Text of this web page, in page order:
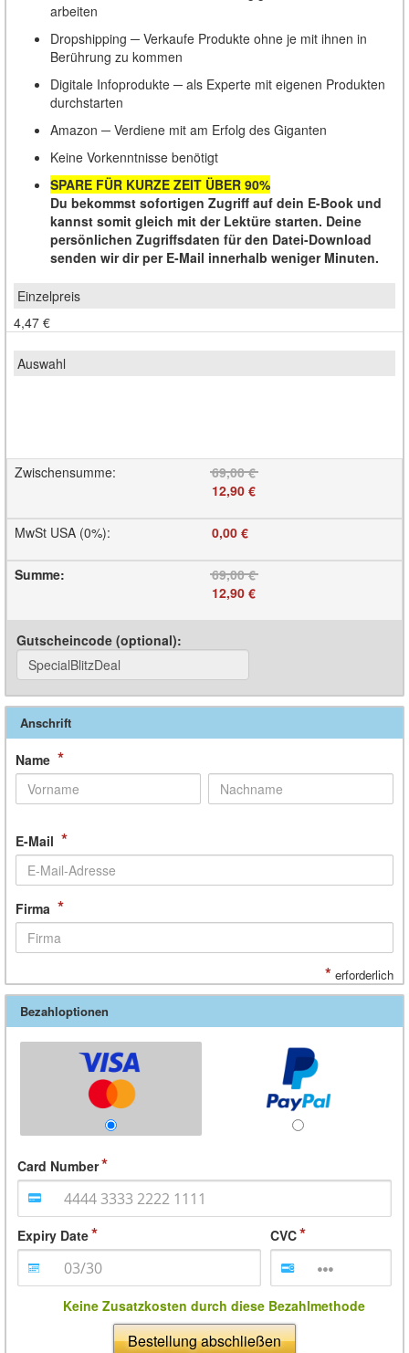
arbeiten
Dropshipping ─ Verkaufe Produkte ohne je mit ihnen in
Berührung zu kommen
Digitale Infoprodukte ─ als Experte mit eigenen Produkten
durchstarten
Amazon ─ Verdiene mit am Erfolg des Giganten
Keine Vorkenntnisse benötigt
SPARE FÜR KURZE ZEIT ÜBER 90%
Du bekommst sofortigen Zugriff auf dein E-Book und
kannst somit gleich mit der Lektüre starten. Deine
persönlichen Zugriffsdaten für den Datei-Download
senden wir dir per E-Mail innerhalb weniger Minuten.
4,47 €
Zwischensumme:
69,00 €
12,90 €
MwSt USA (0%): 0,00 €
Summe:
69,00 €
12,90 €
Gutscheincode (optional):
Anschrift
Name *
E-Mail *
Firma *
* erforderlich
Bezahloptionen
Card Number
Expiry Date CVC
Keine Zusatzkosten durch diese Bezahlmethode
Bestellung abschließen